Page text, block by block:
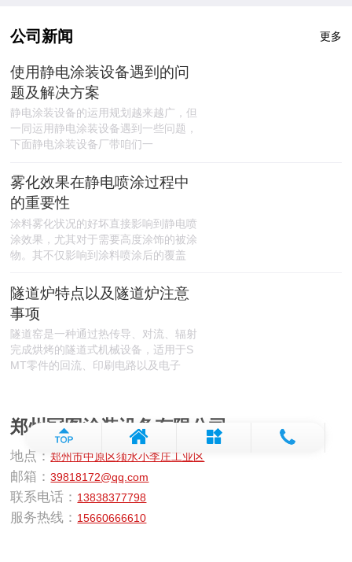
公司新闻 更多
使用静电涂装设备遇到的问
题及解决方案
静电涂装设备的运用规划越来越广，但
一同运用静电涂装设备遇到一些问题，
下面静电涂装设备厂带咱们一
雾化效果在静电喷涂过程中
的重要性
涂料雾化状况的好坏直接影响到静电喷
涂效果，尤其对于需要高度涂饰的被涂
物。其不仅影响到涂料喷涂后的覆盖
隧道炉特点以及隧道炉注意
事项
隧道窑是一种通过热传导、对流、辐射
完成烘烤的隧道式机械设备，适用于S
MT零件的回流、印刷电路以及电子
郑州冠图涂装设备有限公司
地点：郑州市中原区须水小李庄工业区
邮箱：39818172@qq.com
联系电话： 13838377798
服务热线： 15660666610